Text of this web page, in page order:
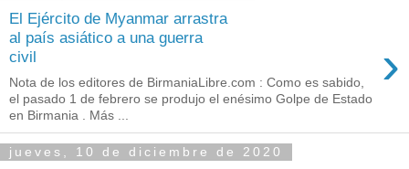
El Ejército de Myanmar arrastra
al país asiático a una guerra
civil
›
Nota de los editores de BirmaniaLibre.com : Como es sabido,
el pasado 1 de febrero se produjo el enésimo Golpe de Estado
en Birmania . Más ...
jueves, 10 de diciembre de 2020